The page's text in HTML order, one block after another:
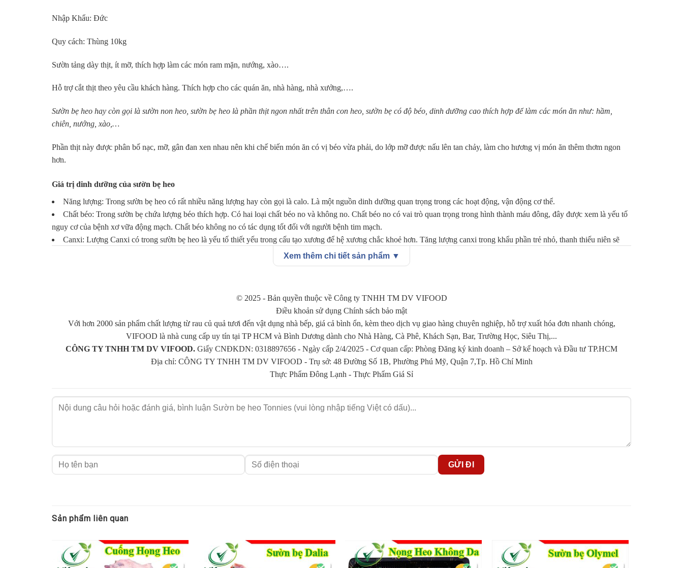
Nhập Khẩu: Đức
Quy cách: Thùng 10kg
Sườn tảng dày thịt, ít mỡ, thích hợp làm các món ram mặn, nướng, xào….
Hỗ trợ cắt thịt theo yêu cầu khách hàng. Thích hợp cho các quán ăn, nhà hàng, nhà xưởng,….
Sườn bẹ heo hay còn gọi là sườn non heo, sườn bẹ heo là phần thịt ngon nhất trên thân con heo, sườn bẹ có độ béo, dinh dưỡng cao thích hợp để làm các món ăn như: hầm,
chiên, nướng, xào,…
Phần thịt này được phân bố nạc, mỡ, gân đan xen nhau nên khi chế biến món ăn có vị béo vừa phải, do lớp mỡ được nấu lên tan chảy, làm cho hương vị món ăn thêm thơm ngon
hơn.
Giá trị dinh dưỡng của sườn bẹ heo
Năng lượng: Trong sườn bẹ heo có rất nhiều năng lượng hay còn gọi là calo. Là một nguồn dinh dưỡng quan trọng trong các hoạt động, vận động cơ thể.
Chất béo: Trong sườn bẹ chứa lượng béo thích hợp. Có hai loại chất béo no và không no. Chất béo no có vai trò quan trọng trong hình thành máu đông, đây được xem là yếu tố
nguy cơ của bệnh xơ vữa động mạch. Chất béo không no có tác dụng tốt đối với người bệnh tim mạch.
Canxi: Lượng Canxi có trong sườn bẹ heo là yếu tố thiết yếu trong cấu tạo xương để hệ xương chắc khoẻ hơn. Tăng lượng canxi trong khẩu phần trẻ nhỏ, thanh thiếu niên sẽ
Kali: Đây là khoáng chất với tỉ lệ chiếm thứ 3 trong cơ thể người. Kali rất quan trọng trong điều chỉnh chất lỏng, gửi tín hiệu đến hệ thần kinh, điều chỉnh các cơn co cơ bắp.
Ngoài ra còn có các loại vitamin và khoáng chất như: Vitamin A, Vitamin C, Sắt, Magie. Vì vậy bạn nên bổ sung món sườn để giúp tăng sức đề kháng cho các thành viên trong gia
đình bạn.
Những món ăn ngon từ Sườn heo đổi bữa cho bữa cơm gia đình bạn
Sườn heo là món ăn thường có mặt trong các mâm cơm của mọi gia đình. Làm Sườn heo thế nào để bữa ăn không nhàm chán? Dưới đây là gợi ý những món ăn ngon từ sườn heo
Sườn bẹ heo xào
Sườn bẹ nướng
Nếu bạn muốn đổi bữa cho bữa cơm tối thì đừng ngần ngại thử ngay món bún sườn chua ngọt thơm ngon này nhé. Lựa chọn này sẽ không khiến cho bạn thất vọng đâu.
Xem thêm chi tiết sản phẩm ▼
© 2025 - Bản quyền thuộc về Công ty TNHH TM DV VIFOOD
Điều khoản sử dụng Chính sách bảo mật
Với hơn 2000 sản phẩm chất lượng từ rau củ quả tươi đến vật dụng nhà bếp, giá cả bình ổn, kèm theo dịch vụ giao hàng chuyên nghiệp, hỗ trợ xuất hóa đơn nhanh chóng,
VIFOOD là nhà cung cấp uy tín tại TP HCM và Bình Dương dành cho Nhà Hàng, Cà Phê, Khách Sạn, Bar, Trường Học, Siêu Thị,...
CÔNG TY TNHH TM DV VIFOOD. Giấy CNĐKDN: 0318897656 - Ngày cấp 2/4/2025 - Cơ quan cấp: Phòng Đăng ký kinh doanh – Sở kế hoạch và Đầu tư TP.HCM
Địa chỉ: CÔNG TY TNHH TM DV VIFOOD - Trụ sở: 48 Đường Số 1B, Phường Phú Mỹ, Quận 7,Tp. Hồ Chí Minh
Thực Phẩm Đông Lạnh - Thực Phẩm Giá Sỉ
Sản phẩm liên quan